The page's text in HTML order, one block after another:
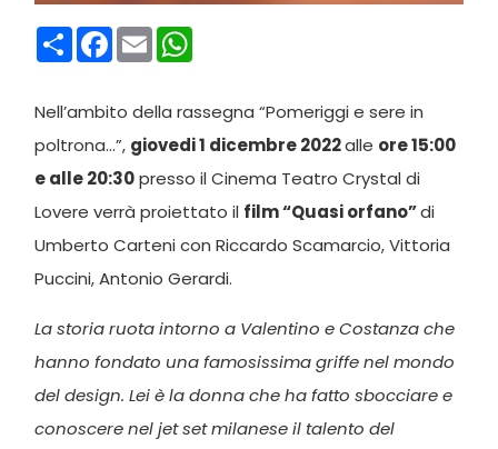
CondividiFacebook
Email
Nell’ambito della rassegna “Pomeriggi e sere in
poltrona…”, giovedi 1 dicembre 2022alle ore 15:00
e alle 20:30presso il Cinema Teatro Crystal di
Lovere verrà proiettato il film “Quasi orfano”di
Umberto Carteni con Riccardo Scamarcio, Vittoria
Puccini, Antonio Gerardi.
La storia ruota intorno a Valentino e Costanza che
hanno fondato una famosissima griffe nel mondo
del design. Lei è la donna che ha fatto sbocciare e
conoscere nel jet set milanese il talento del